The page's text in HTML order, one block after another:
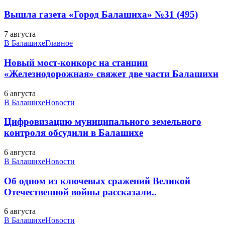
Вышла газета «Город Балашиха» №31 (495)
7 августа
В БалашихеГлавное
Новый мост-конкорс на станции
«Железнодорожная» свяжет две части Балашихи
6 августа
В БалашихеНовости
Цифровизацию муниципального земельного
контроля обсудили в Балашихе
6 августа
В БалашихеНовости
Об одном из ключевых сражений Великой
Отечественной войны рассказали..
6 августа
В БалашихеНовости